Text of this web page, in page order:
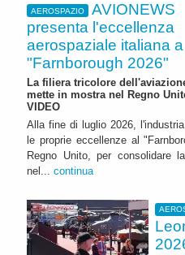
AEROSPAZIO
AVIONEWS
presenta l'eccellenza
aerospaziale italiana a
"Farnborough 2026"
La filiera tricolore
mette in mostra nel Regno
VIDEO
Alla fine di luglio 2026,
le proprie eccellenze al
Regno Unito, per consolidare
nel... continua